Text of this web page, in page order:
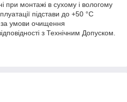
при монтажі в сухому і вологому
підстави до +50 °C
за умови очищення
з Технічним Допуском.